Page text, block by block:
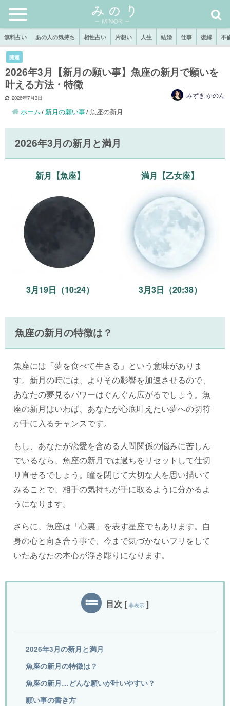
無料占い あの人の気持ち 相性占い 片想い 人生 結婚 仕事 復縁 不
開運
2026年3月【新月の願い事】魚座の新月で願いを
叶える方法・特徴
2026年7月3日 みずき かのん
ホーム 新月の願い事 魚座の新月
2026年3月の新月と満月
新月【魚座】
3月19日（10:24）
満月【乙女座】
3月3日（20:38）
魚座の新月の特徴は？
魚座には「夢を食べて生きる」という意味がありま
す。新月の時には、よりその影響を加速させるので、
あなたの夢見るパワーはぐんぐん広がるでしょう。魚
座の新月はいわば、あなたが心底叶えたい夢への切符
が手に入るチャンスです。
もし、あなたが恋愛を含める人間関係の悩みに苦しん
でいるなら、魚座の新月では過ちをリセットして仕切
り直せるでしょう。瞳を閉じて大切な人を思い描いて
みることで、相手の気持ちが手に取るように分かるよ
うになります。
さらに、魚座は「心裏」を表す星座でもあります。自
身の心と向き合う事で、今まで気づかないフリをして
いたあなたの本心が浮き彫りになります。
目次 [ 非表示 ]
2026年3月の新月と満月
魚座の新月の特徴は？
魚座の新月…どんな願いが叶いやすい？
願い事の書き方